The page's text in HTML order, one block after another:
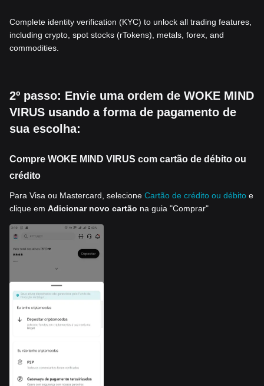
Complete identity verification (KYC) to unlock all trading features,
including crypto, spot stocks (rTokens), metals, forex, and
commodities.
2º passo: Envie uma ordem de WOKE MIND
VIRUS usando a forma de pagamento de
sua escolha:
Compre WOKE MIND VIRUS com cartão de débito ou
crédito
Para Visa ou Mastercard, selecione Cartão de crédito ou débito e
clique em Adicionar novo cartão na guia "Comprar"